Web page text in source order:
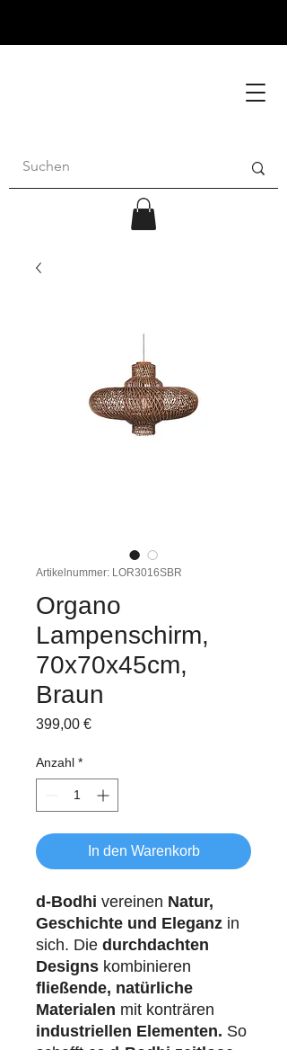
Artikelnummer: LOR3016SBR
Organo
Lampenschirm,
70x70x45cm,
Braun
399,00 €Preis
Anzahl *
In den Warenkorb
d-Bodhi vereinen Natur,
Geschichte und Eleganz in
sich. Die durchdachten
Designs kombinieren
fließende, natürliche
Materialen mit konträren
industriellen Elementen. So